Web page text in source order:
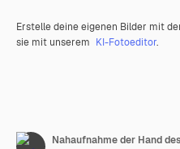
Erstelle deine eigenen Bilder mit
sie mit unserem KI-Fotoeditor.